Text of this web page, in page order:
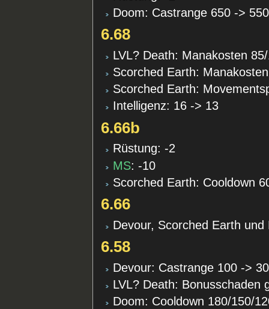
Doom: Castrange 650 -> 550
6.68
LVL? Death: Manakosten
Scorched Earth:
Scorched Earth:
Intelligenz: 16 -> 13
6.66b
Rüstung: -2
MS: -10
Scorched Earth: Cooldown
6.66
Devour, Scorched Earth
6.58
Devour: Castrange 100 ->
LVL? Death: Bonusschaden
Doom: Cooldown 180/150/